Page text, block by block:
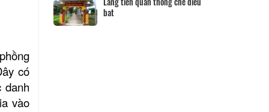
có
danh
vào
Hộ kinh doanh CocoHome